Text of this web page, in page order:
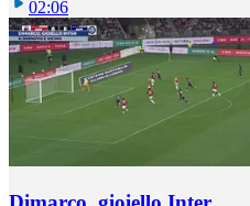
02:06